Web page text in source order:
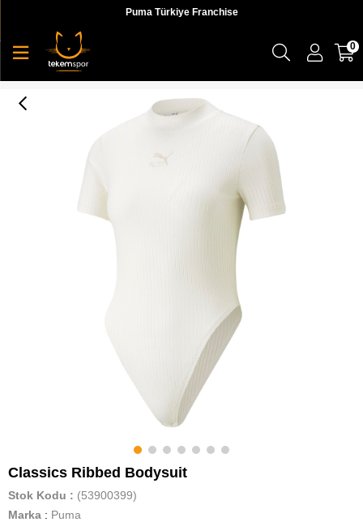
Puma Türkiye Franchise
0
Classics Ribbed Bodysuit
Stok Kodu
(53900399)
Marka : Puma